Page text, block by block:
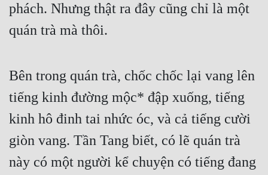
phách. Nhưng thật ra đây cũng chỉ là một
quán trà mà thôi.
Bên trong quán trà, chốc chốc lại vang lên
tiếng kinh đường mộc* đập xuống, tiếng
kinh hô đinh tai nhức óc, và cả tiếng cười
giòn vang. Tần Tang biết, có lẽ quán trà
này có một người kể chuyện có tiếng đang